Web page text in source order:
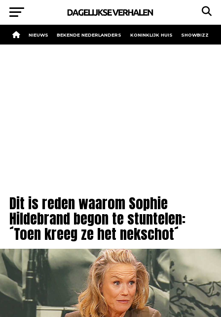
NIEUWS BEKENDE NEDERLANDERS KONINKLIJK HUIS SHOWBIZZ
Dit is reden waarom Sophie
Hildebrand begon te stuntelen:
´Toen kreeg ze het nekschot´